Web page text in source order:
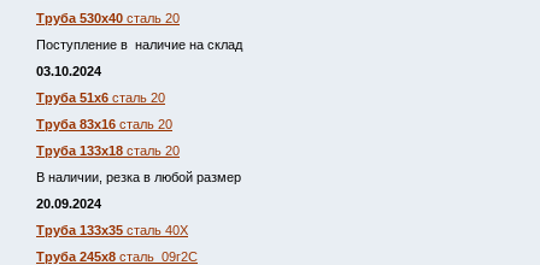
Труба 530х40 сталь 20
Поступление в наличие на склад
03.10.2024
Труба 51х6 сталь 20
Труба 83х16 сталь 20
Труба 133х18 сталь 20
В наличии, резка в любой размер
20.09.2024
Труба 133х35 сталь 40Х
Труба 245х8 сталь 09г2С